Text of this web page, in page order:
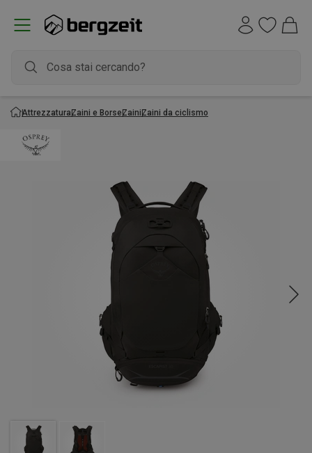
AttrezzaturaZaini e BorseZainiZaini da ciclismo